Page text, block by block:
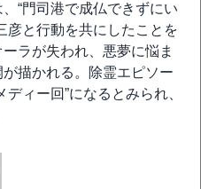
“門司港で成仏できずにい
彦と行動を共にしたことを
ラが失われ、悪夢に悩ま
描かれる。除霊エピソー
ィー回”になるとみられ、